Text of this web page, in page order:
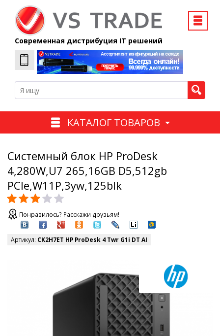
Современная дистрибуция IT решений
КАТАЛОГ ТОВАРОВ
Системный блок HP ProDesk
4,280W,U7 265,16GB D5,512gb
PCIe,W11P,3yw,125blk
Понравилось? Расскажи друзьям!
Артикул: CK2H7ET HP ProDesk 4 Twr G1i DT AI